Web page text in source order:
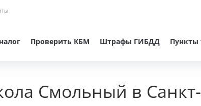
Проверить КБМ Штрафы ГИБДД Пункты
Смольный в